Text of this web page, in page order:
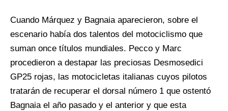
Cuando Márquez y Bagnaia aparecieron, sobre el
escenario había dos talentos del motociclismo que
suman once títulos mundiales. Pecco y Marc
procedieron a destapar las preciosas Desmosedici
GP25 rojas, las motocicletas italianas cuyos pilotos
tratarán de recuperar el dorsal número 1 que ostentó
Bagnaia el año pasado y el anterior y que esta